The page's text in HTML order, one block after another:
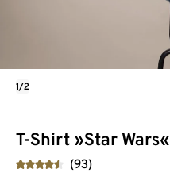
T-Shirt »Star Wars«
(93)
1/2